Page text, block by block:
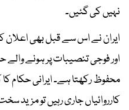
نہیں کی گئیں۔
ایران نے اس سے قبل بھی اعلان
اور فوجی تنصیبات پر ہونے
محفوظ رکھتا ہے۔ ایرانی حکام
کارروائیاں جاری رہیں تو